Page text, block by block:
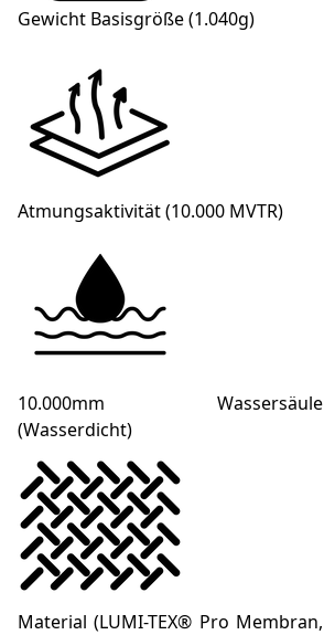
Gewicht Basisgröße (1.040g)
Atmungsaktivität (10.000 MVTR)
10.000mm Wassersäule
(Wasserdicht)
Material (LUMI-TEX® Pro Membran,